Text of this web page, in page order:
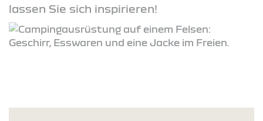
lassen Sie sich inspirieren!